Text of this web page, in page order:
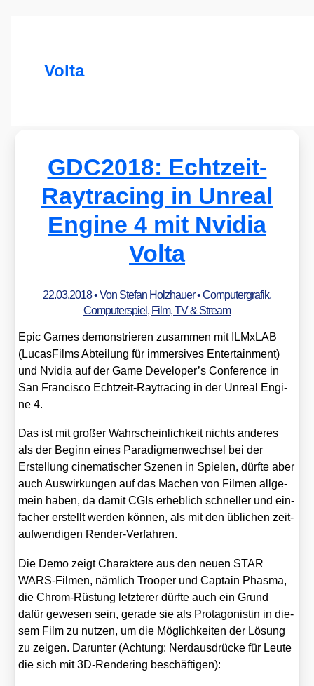
Volta
GDC2018: Echtzeit-
Raytracing in Unreal
Engine 4 mit Nvidia
Volta
22.03.2018• Von Stefan Holzhauer•Computergrafik,
Computerspiel, Film, TV & Stream
Epic Games demons­trie­ren zusam­men mit ILMx­LAB
(Lucas­Films Abtei­lung für immersi­ves Enter­tain­ment)
und Nvi­dia auf der Game Developer’s Con­fe­rence in
San Fran­cis­co Echt­zeit-Ray­tra­cing in der Unre­al Engi­
ne 4.
Das ist mit gro­ßer Wahr­schein­lich­keit nichts ande­res
als der Beginn eines Para­dig­men­wech­sel bei der
Erstel­lung cine­ma­ti­scher Sze­nen in Spie­len, dürf­te aber
auch Aus­wir­kun­gen auf das Machen von Fil­men all­ge­
mein haben, da damit CGIs erheb­lich schnel­ler und ein­
fa­cher erstellt wer­den kön­nen, als mit den übli­chen zeit­
auf­wen­di­gen Ren­der-Ver­fah­ren.
Die Demo zeigt Cha­rak­te­re aus den neu­en STAR
WARS-Fil­men, näm­lich Tro­o­per und Cap­tain Pha­s­ma,
die Chrom-Rüs­tung letz­te­rer dürf­te auch ein Grund
dafür gewe­sen sein, gera­de sie als Prot­ago­nis­tin in die­
sem Film zu nut­zen, um die Mög­lich­kei­ten der Lösung
zu zei­gen. Dar­un­ter (Ach­tung: Nerd­aus­drü­cke für Leu­te
die sich mit 3D-Ren­de­ring beschäf­ti­gen):